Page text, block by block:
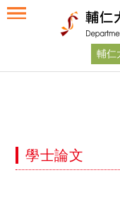
輔仁
學士論文